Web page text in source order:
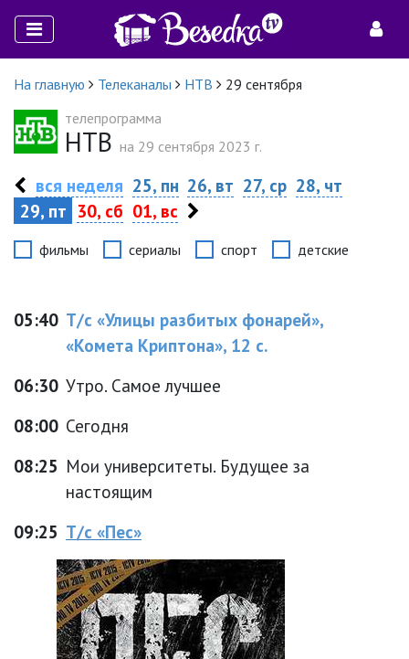
На главную Телеканалы НТВ
29 сентября
телепрограмма
НТВ на 29 сентября 2023 г.
вся неделя 25, пн 26, вт 27, ср 28, чт
29, пт 30, сб 01, вс
фильмы сериалы спорт детские
05:40 Т/с «Улицы разбитых фонарей»,
«Комета Криптона», 12 с.
06:30 Утро. Самое лучшее
08:00 Сегодня
08:25 Мои университеты. Будущее за
настоящим
09:25 Т/с «Пес»